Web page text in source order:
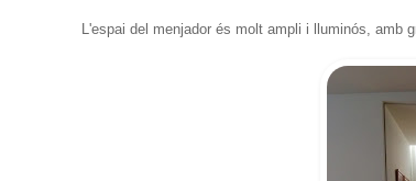
L'espai del menjador és molt ampli i lluminós, amb